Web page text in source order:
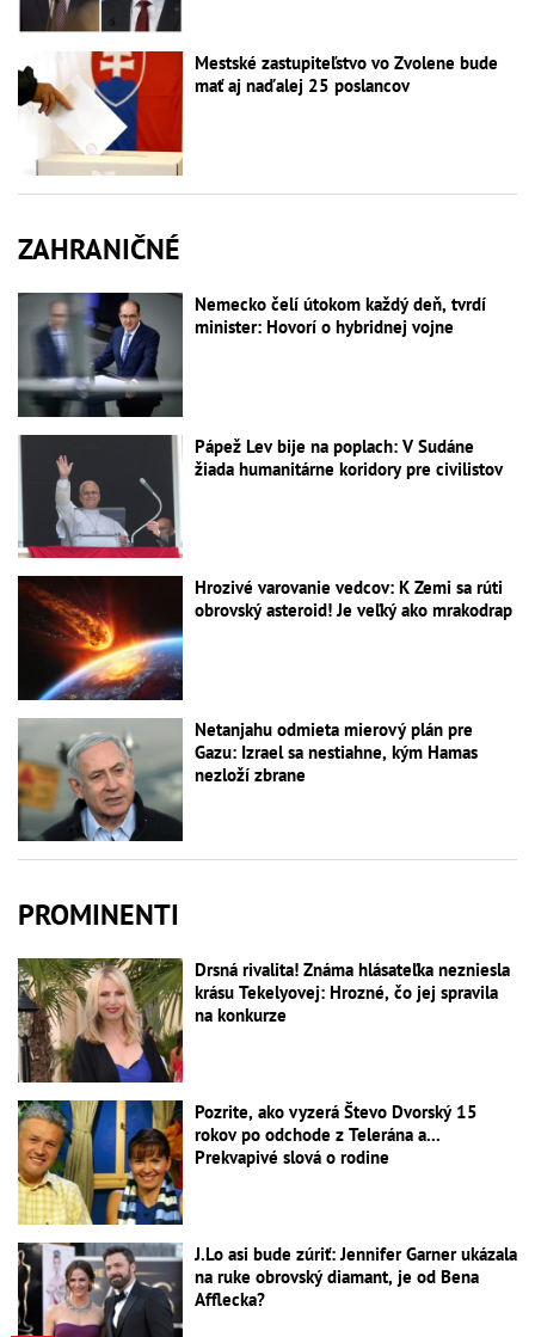
Mestské zastupiteľstvo vo Zvolene bude
mať aj naďalej 25 poslancov
ZAHRANIČNÉ
Nemecko čelí útokom každý deň, tvrdí
minister: Hovorí o hybridnej vojne
Pápež Lev bije na poplach: V Sudáne
žiada humanitárne koridory pre civilistov
Hrozivé varovanie vedcov: K Zemi sa rúti
obrovský asteroid! Je veľký ako mrakodrap
Netanjahu odmieta mierový plán pre
Gazu: Izrael sa nestiahne, kým Hamas
nezloží zbrane
PROMINENTI
Drsná rivalita! Známa hlásateľka nezniesla
krásu Tekelyovej: Hrozné, čo jej spravila
na konkurze
Pozrite, ako vyzerá Števo Dvorský 15
rokov po odchode z Telerána a...
Prekvapivé slová o rodine
J.Lo asi bude zúriť: Jennifer Garner ukázala
na ruke obrovský diamant, je od Bena
Afflecka?